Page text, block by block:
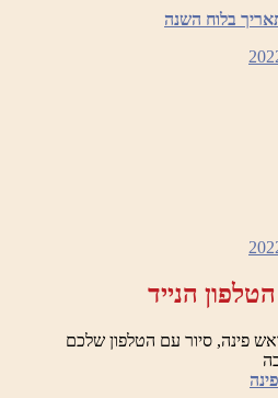
בלוח השנה
הנייד
פינה, סיור עם הטלפון שלכם